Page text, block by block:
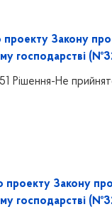
проекту Закону
господарстві
Рішення-Не
проекту Закону
господарстві